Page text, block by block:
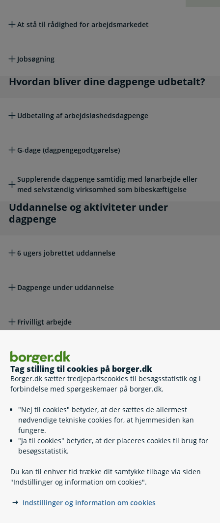
Tag stilling til cookies på borger.dk
Borger.dk sætter tredjepartscookies til besøgsstatistik og i
forbindelse med spørgeskemaer på borger.dk.
"Nej til cookies" betyder, at der sættes de allermest
nødvendige tekniske cookies for, at hjemmesiden kan
fungere.
"Ja til cookies" betyder, at der placeres cookies til brug for
besøgsstatistik.
Du kan til enhver tid trække dit samtykke tilbage via siden
"Indstillinger og information om cookies".
Indstillinger og information om cookies
At stå til rådighed for arbejdsmarkedet
Jobsøgning
Hvordan bliver dine dagpenge udbetalt?
Hvordan bliver dine dagpenge udbetalt?
Udbetaling af arbejdsløshedsdagpenge
G-dage (dagpengegodtgørelse)
Supplerende dagpenge samtidig med lønarbejde eller
med selvstændig virksomhed som bibeskæftigelse
Uddannelse og aktiviteter under dagpenge
Uddannelse og aktiviteter under
dagpenge
6 ugers jobrettet uddannelse
Dagpenge under uddannelse
Frivilligt arbejde
At miste dagpengeretten
Afmelding til kommunen
Seniormedlemskab
Vigtige dokumenter
Vigtige dokumenter
AR 275 – Attest til a-kasse – Arbejdsophør,
afvisning af arbejde samt afslag på